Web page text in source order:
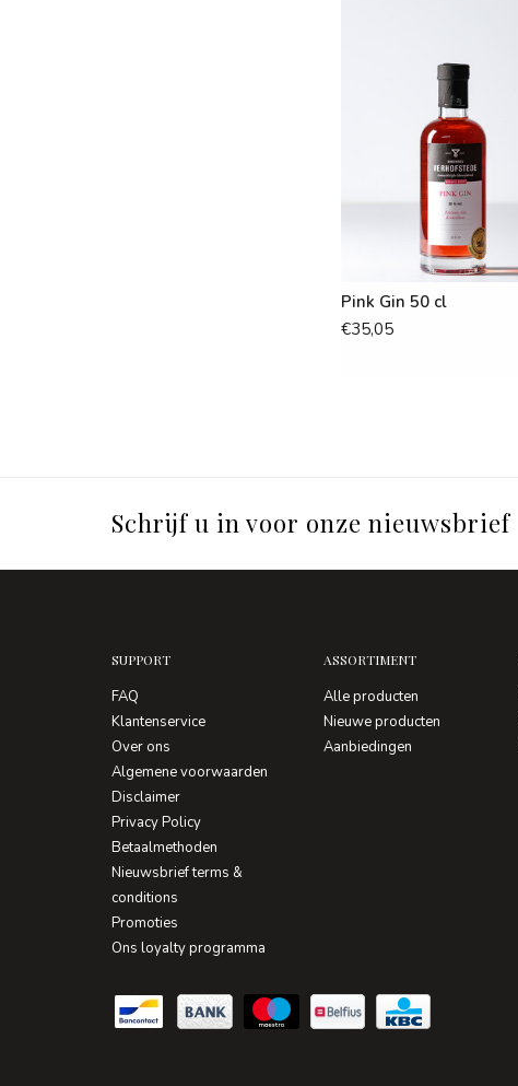
Pink Gin 50 cl
€35,05
Schrijf u in voor onze nieuwsbrief
SUPPORT
FAQ
Klantenservice
Over ons
Algemene voorwaarden
Disclaimer
Privacy Policy
Betaalmethoden
Nieuwsbrief terms &
conditions
Promoties
Ons loyalty programma
ASSORTIMENT
Alle producten
Nieuwe producten
Aanbiedingen